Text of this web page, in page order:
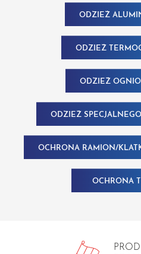
ODZIEŻ
ODZIEŻ
ODZIEŻ
ODZIEŻ
OCHRONA RAMION/
OCHRONA